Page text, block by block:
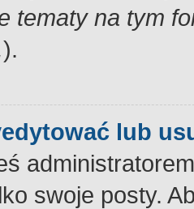
tematy na tym
).
lub
swoje posty.